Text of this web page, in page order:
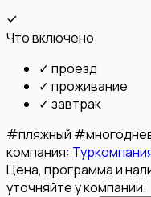
Что включено
✓ проезд
✓ проживание
✓ завтрак
#пляжный #
компания:
Цена, программа и
уточняйте у компании.